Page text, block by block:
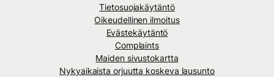
Tietosuojakäytäntö
Oikeudellinen ilmoitus
Evästekäytäntö
Complaints
Maiden sivustokartta
Nykyaikaista orjuutta koskeva lausunto